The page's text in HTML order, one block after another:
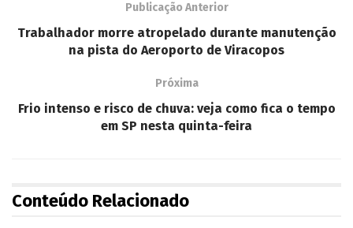
Publicação Anterior
Trabalhador morre atropelado durante manutenção
na pista do Aeroporto de Viracopos
Próxima
Frio intenso e risco de chuva: veja como fica o tempo
em SP nesta quinta-feira
Conteúdo Relacionado